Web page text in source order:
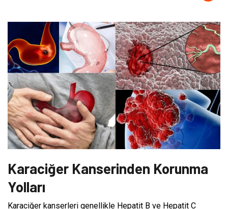
Karaciğer Kanserinden Korunma
Yolları
Karaciğer kanserleri genellikle Hepatit B ve Hepatit C